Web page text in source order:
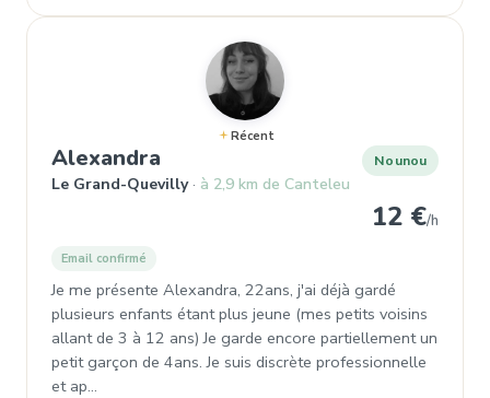
Récent
Alexandra , Nounou à Le Grand-Quevilly
Le Grand-Quevilly à 2,9 km de Canteleu
Nounou
12 €/h
Email confirmé
Je me présente Alexandra, 22ans, j'ai déjà gardé
plusieurs enfants étant plus jeune (mes petits voisins
allant de 3 à 12 ans) Je garde encore partiellement un
petit garçon de 4ans. Je suis discrète professionnelle
et ap…